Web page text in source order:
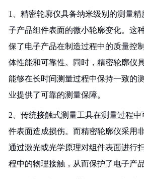
1、精密轮廓仪具备纳米级别的测量
子产品组件表面的微小轮廓变化。这
保了电子产品在制造过程中的质量控
体性能和可靠性。同时，精密轮廓仪
能够在长时间测量过程中保持一致的
业提供了可靠的测量保障。
2、传统接触式测量工具在测量过程中
件表面造成损伤。而精密轮廓仪采用
通过激光或光学原理对组件表面进行
程中的物理接触，从而保护了电子产